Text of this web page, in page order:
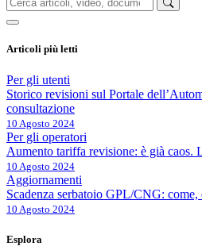
Articoli più letti
Per gli utenti
Storico revisioni sul Portale
consultazione
10 Agosto 2024
Per gli operatori
Aumento tariffa revisione: è già caos.
10 Agosto 2024
Aggiornamenti
Scadenza serbatoio GPL/CNG: come,
10 Agosto 2024
Esplora